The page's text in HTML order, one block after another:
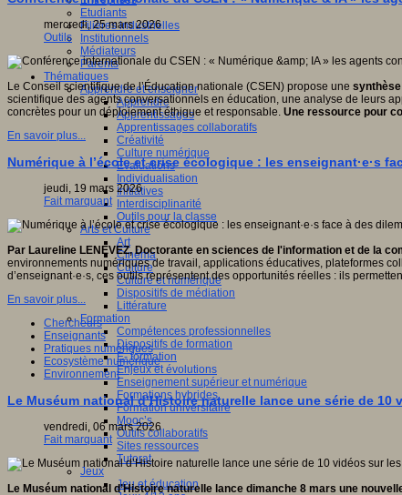
Etudiants
Filières industrielles
Institutionnels
Médiateurs
Parents
Thématiques
Apprendre et enseigner
Apprendre
Apprentissages
Apprentissages collaboratifs
Créativité
Culture numérique
Evaluations
Individualisation
Initiatives
Interdisciplinarité
Outils pour la classe
Arts et Culture
Art
Cinéma
Culture
Culture et numérique
Dispositifs de médiation
Littérature
Formation
Compétences professionnelles
Dispositifs de formation
E- formation
Enjeux et évolutions
Enseignement supérieur et numérique
Formations hybrides
Formation universitaire
Mooc’s
Outils collaboratifs
Sites ressources
Tutorat
Jeux
Jeu et éducation
mercredi, 25 mars 2026
Outils
Le Conseil scientifique de l’Éducation nationale (CSEN) propose une
scientifique des agents conversationnels en éducation, une analyse de leurs
concrètes pour un déploiement éthique et responsable. Une ressource pour
En savoir plus...
Numérique à l’école et crise écologique : les enseignant·e·s
jeudi, 19 mars 2026
Fait marquant
Par Laureline LENEVEZ, Doctorante en sciences de l'information et de la
environnements numériques de travail, applications éducatives, plateformes
d’enseignant·e·s, ces outils représentent des opportunités réelles : ils
En savoir plus...
Chercheurs
Enseignants
Pratiques numériques
Ecosystème numérique
Environnement
Le Muséum national d’Histoire naturelle lance une série de
vendredi, 06 mars 2026
Fait marquant
Le Muséum national d’Histoire naturelle lance dimanche 8 mars une